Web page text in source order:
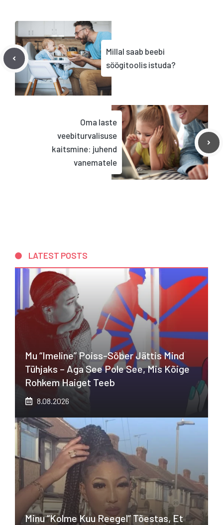
Millal saab beebi
söögitoolis istuda?
Oma laste
veebiturvalisuse
kaitsmine: juhend
vanematele
LATEST POSTS
Mu “imeline” Poiss-Sõber Jättis Mind
Tühjaks – Aga See Pole See, Mis Kõige
Rohkem Haiget Teeb
8.08.2026
Minu “kolme Kuu Reegel” Tõestas, Et